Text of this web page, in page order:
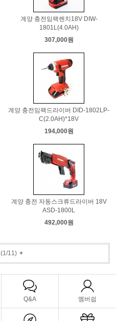
계양 충전임팩렌치18V DIW-
1801L(4.0AH)
307,000원
계양 충전임팩드라이버 DID-1802LP-
C(2.0AH)*18V
194,000원
계양 충전 자동스크류드라이버 18V
ASD-1800L
492,000원
(1/11) +
Q&A 멤버쉽